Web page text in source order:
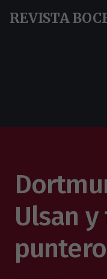
REVISTA
Ulsan